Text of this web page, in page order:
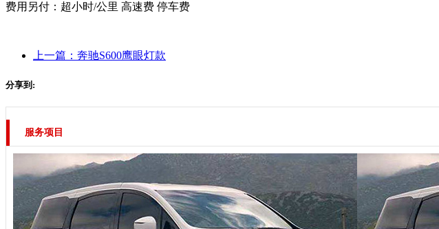
费用另付：超小时/公里 高速费 停车费
上一篇：奔驰S600鹰眼灯款
分享到:
服务项目